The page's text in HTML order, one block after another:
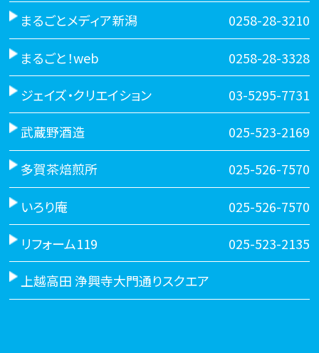
まるごとメディア新潟 0258-28-3210
まるごと！web 0258-28-3328
ジェイズ・クリエイション 03-5295-7731
武蔵野酒造 025-523-2169
多賀茶焙煎所 025-526-7570
いろり庵 025-526-7570
リフォーム119 025-523-2135
上越高田 浄興寺大門通りスクエア